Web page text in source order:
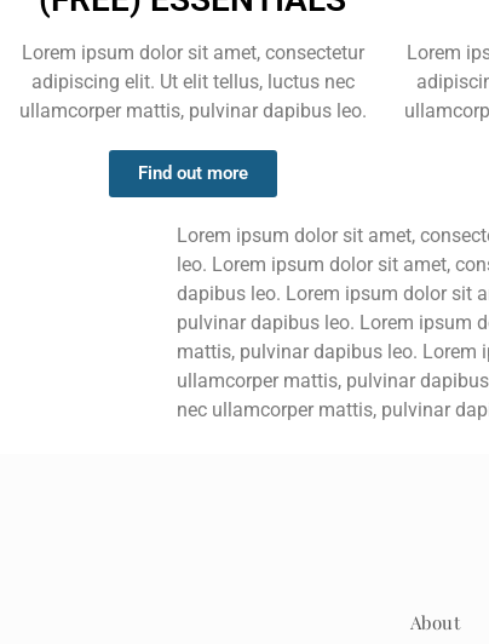
Lorem ipsum dolor sit amet, consectetur
adipiscing elit. Ut elit tellus, luctus nec
ullamcorper mattis, pulvinar dapibus leo.
Find out more
Lorem
Lorem ipsum dolor sit amet,
leo. Lorem ipsum dolor sit amet,
dapibus leo. Lorem ipsum dolor sit
pulvinar dapibus leo. Lorem ipsum
mattis, pulvinar dapibus leo. Lorem
ullamcorper mattis, pulvinar
nec ullamcorper mattis, pulvinar
About